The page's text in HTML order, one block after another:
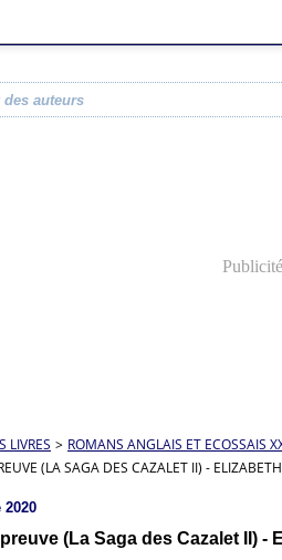
des auteurs
Publicité
LIVRES > ROMANS ANGLAIS ET ECOSSAIS
(LA SAGA DES CAZALET II) -
2020
(La Saga des Cazalet II) -